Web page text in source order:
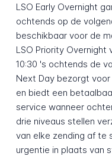
LSO Early Overnight
ochtends op de
beschikbaar voor de
LSO Priority
10:30 's ochtends de
Next Day bezorgt
en biedt een
service wanneer
drie niveaus stellen
van elke zending af te
urgentie in plaats van